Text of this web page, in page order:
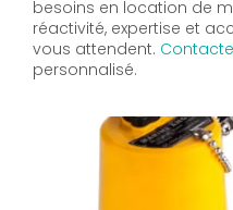
besoins en location de
réactivité, expertise et
vous attendent.
personnalisé.